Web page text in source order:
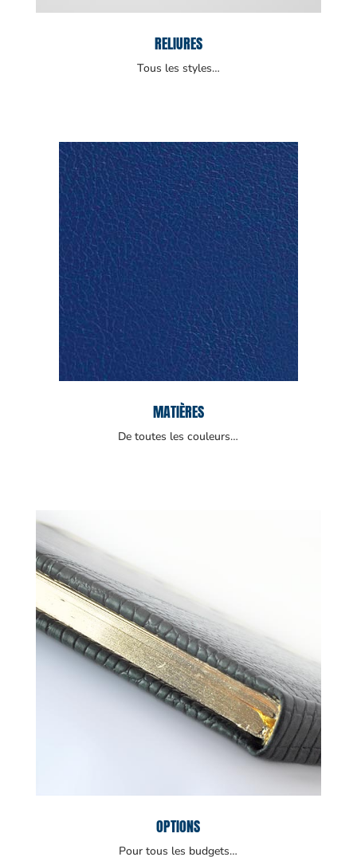
RELIURES
Tous les styles…
MATIÈRES
De toutes les couleurs…
OPTIONS
Pour tous les budgets…